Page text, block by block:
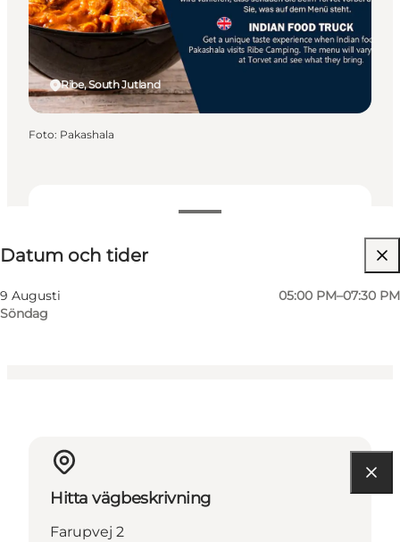
Datum och tider
9 Augusti
Söndag
05:00 PM–07:30 PM
Besök webbplats
Ribe, South Jutland
Foto: Pakashala
Hitta vägbeskrivning
Farupvej 2